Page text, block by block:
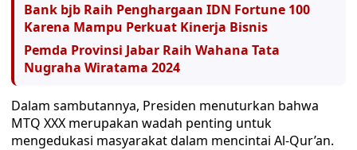
Bank bjb Raih Penghargaan IDN Fortune 100
Karena Mampu Perkuat Kinerja Bisnis
Pemda Provinsi Jabar Raih Wahana Tata
Nugraha Wiratama 2024
Dalam sambutannya, Presiden menuturkan bahwa
MTQ XXX merupakan wadah penting untuk
mengedukasi masyarakat dalam mencintai Al-Qur’an.